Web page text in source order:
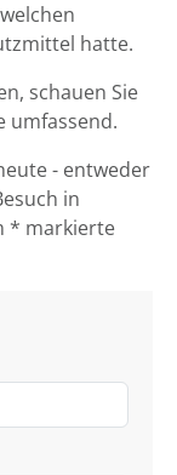
hatte.
schauen Sie
umfassend.
- entweder
in
* markierte